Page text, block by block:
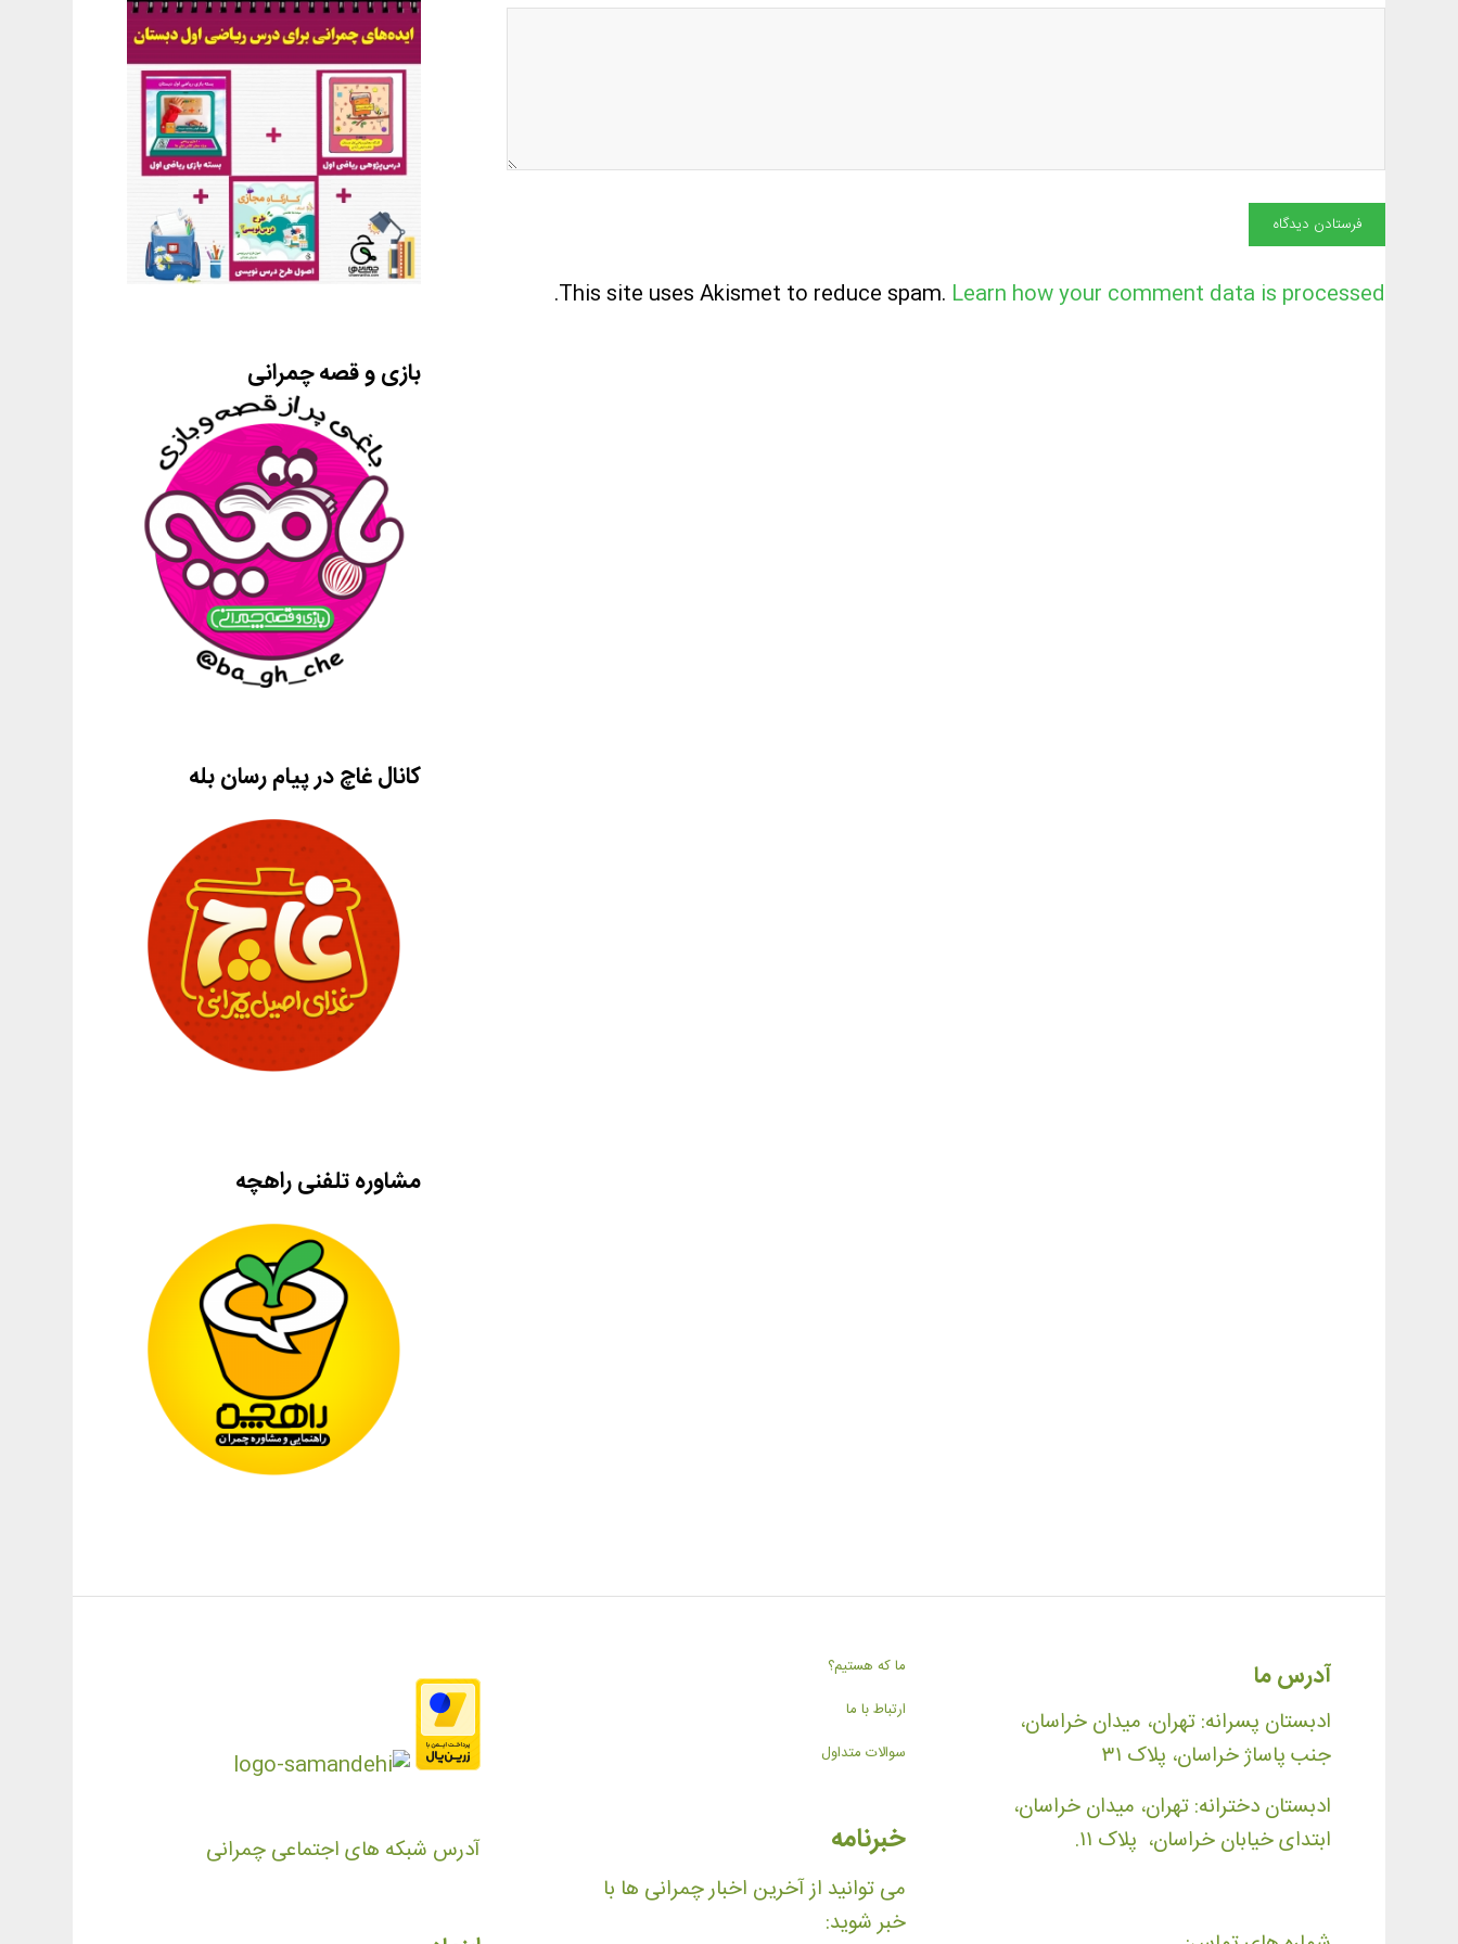
This site uses Akismet to reduce spam. Learn how your comment data is processed
.
بازی و قصه چمرانی
کانال غاچ در پیام رسان بله
مشاوره تلفنی راهچه
آدرس ما
ادبستان پسرانه: تهران، میدان خراسان،
جنب پاساژ خراسان، پلاک ۳۱
ادبستان دخترانه: تهران، میدان خراسان،
ابتدای خیابان خراسان، پلاک ۱۱.
ما که هستیم؟
ارتباط با ما
سوالات متداول
خبرنامه
می توانید از آخرین اخبار چمرانی ها با
خبر شوید:
آدرس شبکه های اجتماعی چمرانی